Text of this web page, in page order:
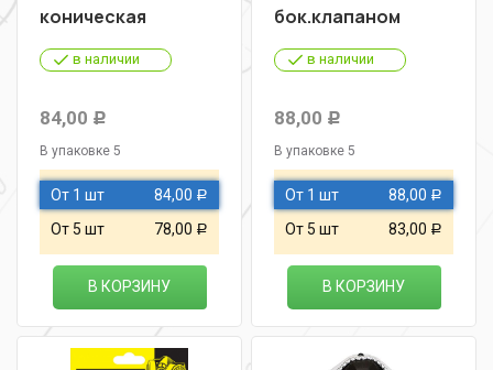
коническая
в наличии
84,00 Р
В упаковке 5
От 1 шт 84,00 Р
От 5 шт 78,00 Р
В КОРЗИНУ
бок.клапаном
в наличии
88,00 Р
В упаковке 5
От 1 шт 88,00 Р
От 5 шт 83,00 Р
В КОРЗИНУ